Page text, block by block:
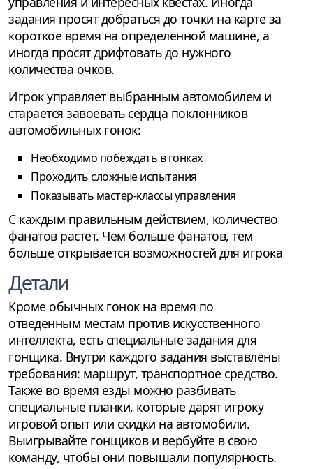
задания просят добраться до точки на карте за
короткое время на определенной машине, а
иногда просят дрифтовать до нужного
количества очков.
Игрок управляет выбранным автомобилем и
старается завоевать сердца поклонников
автомобильных гонок:
Необходимо побеждать в гонках
Проходить сложные испытания
Показывать мастер-классы управления
С каждым правильным действием, количество
фанатов растёт. Чем больше фанатов, тем
больше открывается возможностей для игрока
Детали
Кроме обычных гонок на время по
отведенным местам против искусственного
интеллекта, есть специальные задания для
гонщика. Внутри каждого задания выставлены
требования: маршрут, транспортное средство.
Также во время езды можно разбивать
специальные планки, которые дарят игроку
игровой опыт или скидки на автомобили.
Выигрывайте гонщиков и вербуйте в свою
команду, чтобы они повышали популярность.